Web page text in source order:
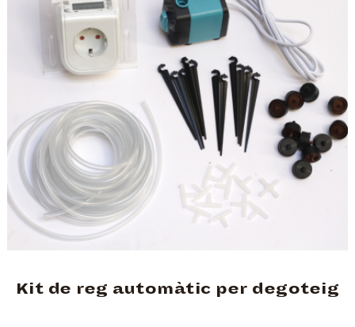
Kit de reg automàtic per degoteig